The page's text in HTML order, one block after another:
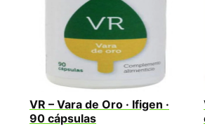
VR – Vara de Oro · Ifigen ·
90 cápsulas